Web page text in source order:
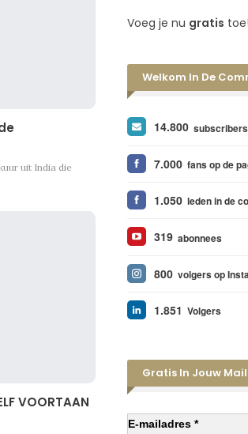
uit India die
VOORTAAN
Voeg je nu gratis toe!
Welkom In De
14.800
7.000 fans op de
1.050 leden in de
319 abonnees
800 volgers op
1.851 Volgers
Gratis In Jouw
E-mailadres *